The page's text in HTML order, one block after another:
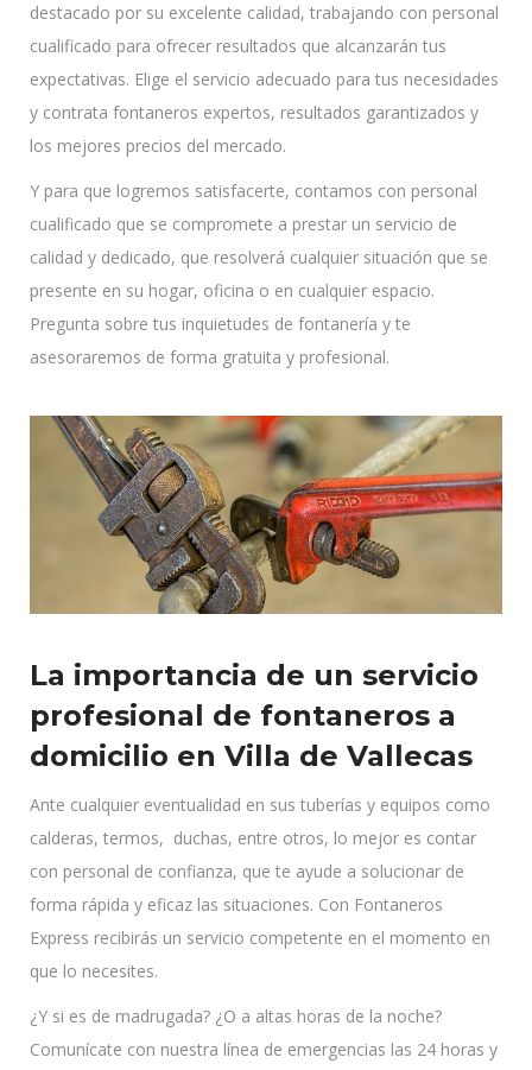
destacado por su excelente calidad, trabajando con personal
cualificado para ofrecer resultados que alcanzarán tus
expectativas. Elige el servicio adecuado para tus necesidades
y contrata fontaneros expertos, resultados garantizados y
los mejores precios del mercado.
Y para que logremos satisfacerte, contamos con personal
cualificado que se compromete a prestar un servicio de
calidad y dedicado, que resolverá cualquier situación que se
presente en su hogar, oficina o en cualquier espacio.
Pregunta sobre tus inquietudes de fontanería y te
asesoraremos de forma gratuita y profesional.
La importancia de un servicio
profesional de fontaneros a
domicilio en Villa de Vallecas
Ante cualquier eventualidad en sus tuberías y equipos como
calderas, termos, duchas, entre otros, lo mejor es contar
con personal de confianza, que te ayude a solucionar de
forma rápida y eficaz las situaciones. Con Fontaneros
Express recibirás un servicio competente en el momento en
que lo necesites.
¿Y si es de madrugada? ¿O a altas horas de la noche?
Comunícate con nuestra línea de emergencias las 24 horas y